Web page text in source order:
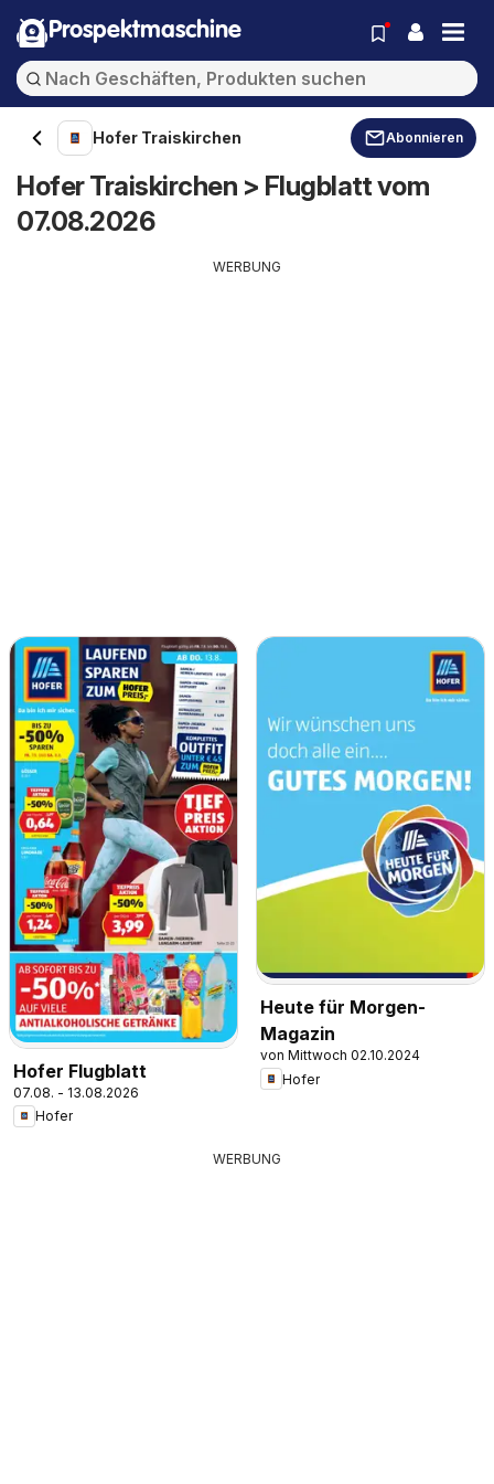
Prospektmaschine
Hofer Traiskirchen Abonnieren
Hofer Traiskirchen > Flugblatt vom
07.08.2026
WERBUNG
Hofer Flugblatt
07.08. - 13.08.2026
Hofer
Heute für Morgen-
Magazin
von Mittwoch 02.10.2024
Hofer
WERBUNG